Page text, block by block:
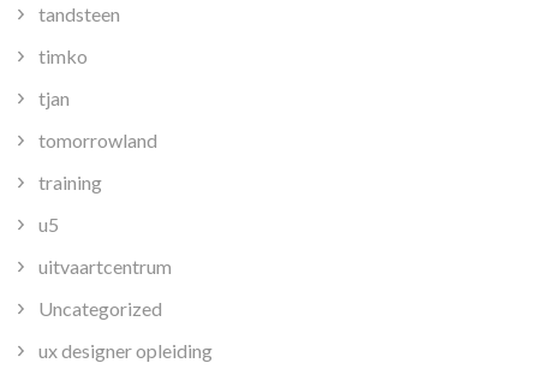
tandsteen
timko
tjan
tomorrowland
training
u5
uitvaartcentrum
Uncategorized
ux designer opleiding